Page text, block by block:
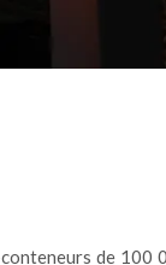
de 100